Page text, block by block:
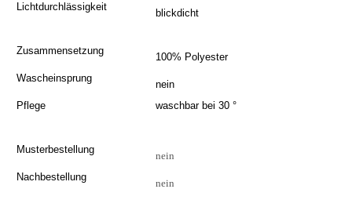
Lichtdurchlässigkeit
blickdicht
Zusammensetzung
100% Polyester
Wascheinsprung
nein
Pflege
waschbar bei 30 °
Musterbestellung
nein
Nachbestellung
nein